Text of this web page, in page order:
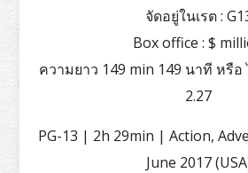
จัดอยู่ในเรต :
Box office : $
ความยาว 149 min 149 นาที หรื
2.27
PG-13 | 2h 29min | Action,
June 2017